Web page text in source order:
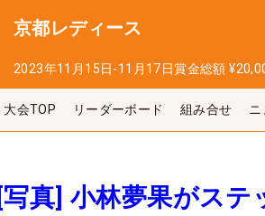
京都レディース
2023年11月15日-11月17日賞金総額
大会TOP リーダーボード 組み合せ ニ
[写真] 小林夢果がス